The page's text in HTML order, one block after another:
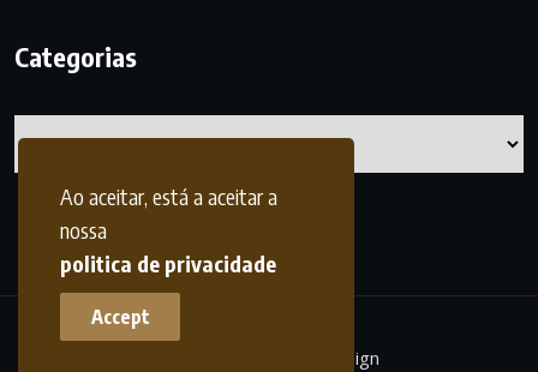
Ao aceitar, está a aceitar a
nossa
politica de privacidade
Accept
Categorias
frdesign